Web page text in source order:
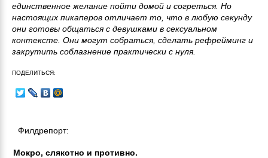
единственное желание пойти домой и согреться. Но
настоящих пикаперов отличает то, что в любую секунду
они готовы общаться с девушками в сексуальном
контексте. Они могут собраться, сделать рефрейминг и
закрутить соблазнение практически с нуля.
ПОДЕЛИТЬСЯ:
Филдрепорт:
Мокро, слякотно и противно.